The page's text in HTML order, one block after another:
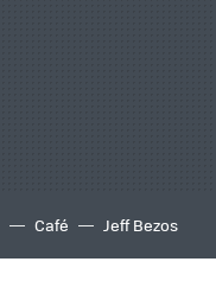
Café Jeff Bezos